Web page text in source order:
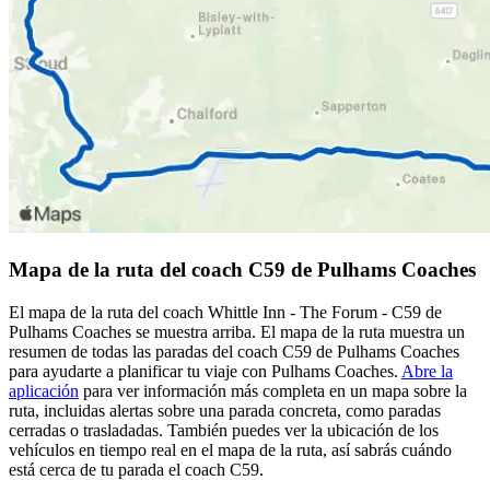
Mapa de la ruta del coach C59 de Pulhams Coaches
El mapa de la ruta del coach Whittle Inn - The Forum - C59 de
Pulhams Coaches se muestra arriba. El mapa de la ruta muestra un
resumen de todas las paradas del coach C59 de Pulhams Coaches
para ayudarte a planificar tu viaje con Pulhams Coaches. Abre la
aplicación para ver información más completa en un mapa sobre la
ruta, incluidas alertas sobre una parada concreta, como paradas
cerradas o trasladadas. También puedes ver la ubicación de los
vehículos en tiempo real en el mapa de la ruta, así sabrás cuándo
está cerca de tu parada el coach C59.